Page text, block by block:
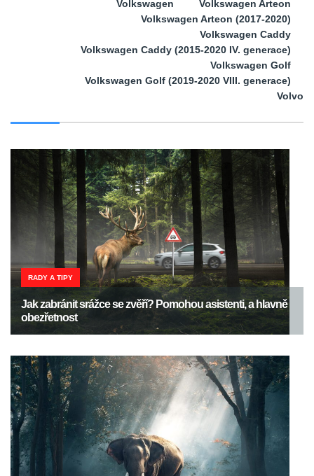
Volkswagen
Volkswagen Arteon
Volkswagen Arteon (2017-2020)
Volkswagen Caddy
Volkswagen Caddy (2015-2020 IV. generace)
Volkswagen Golf
Volkswagen Golf (2019-2020 VIII. generace)
Volvo
RADY A TIPY
Jak zabránit srážce se zvěří? Pomohou asistenti, a hlavně
obezřetnost